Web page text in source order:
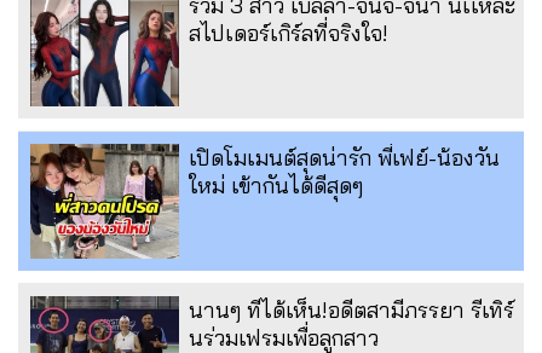
สไปเดอร์เกิร์ลที่จริงใจ!
เปิดโมเมนต์สุดน่ารัก พี่เฟย์-น้องวัน
ใหม่ เข้ากันได้ดีสุดๆ
นานๆ ทีได้เห็น!อดีตสามีภรรยา รีเทิร์
นร่วมเฟรมเพื่อลูกสาว